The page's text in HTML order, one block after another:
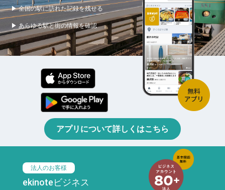
▶ 全国の駅に訪れた記録を残せる
▶ あらゆる駅と街の情報を確認
アプリについて詳しくはこちら
法人のお客様
ekinoteビジネス